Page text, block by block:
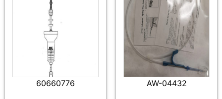
60660776 AW-04432